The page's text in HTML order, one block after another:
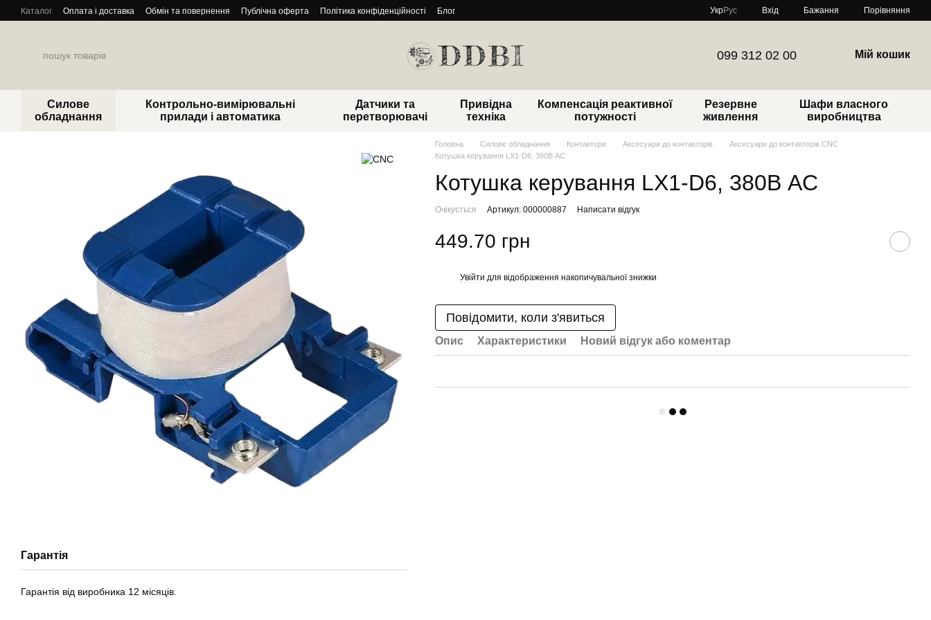
Перейти до основного контенту
Каталог Оплата і доставка Обмін та повернення Публічна оферта Політика конфіденційності Блог УкрРус Вхід Бажання Порівняння
099 312 02 00 Мій кошик
Силове
обладнання
Контрольно-вимірювальні
прилади і автоматика
Датчики та
перетворювачі
Привідна
техніка
Компенсація реактивної
потужності
Резервне
живлення
Шафи власного
виробництва
Гарантія
Гарантія від виробника 12 місяців.
Головна Силове обладнання Контактори Аксесуари до контакторів
Аксесуари до контакторів CNC
Котушка керування LX1-D6, 380В AC
Котушка керування LX1-D6, 380В AC
Очікується Артикул: 000000887 Написати відгук
449.70 грн
Увійти для відображення накопичувальної знижки
Повідомити, коли з'явиться
Опис Характеристики Новий відгук або коментар